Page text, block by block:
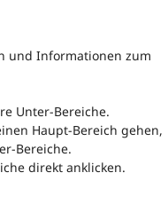
und Informationen zum
Unter-Bereiche.
Haupt-Bereich gehen,
Bereiche.
direkt anklicken.